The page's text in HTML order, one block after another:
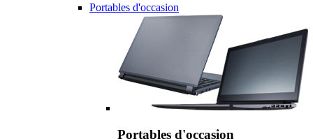
Portables d'occasion
Portables d'occasion